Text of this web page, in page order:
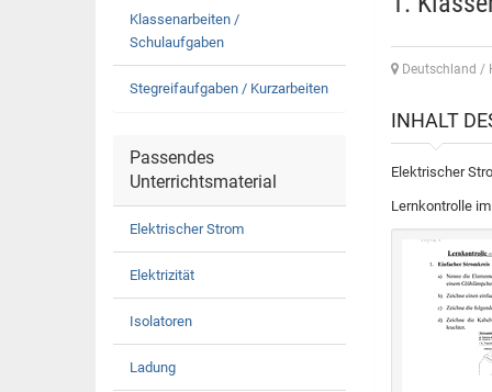
Klassenarbeiten /
Schulaufgaben
Stegreifaufgaben / Kurzarbeiten
Passendes
Unterrichtsmaterial
Elektrischer Strom
Elektrizität
Isolatoren
Ladung
Deutschland /
INHALT
Elektrischer
Lernkontrolle